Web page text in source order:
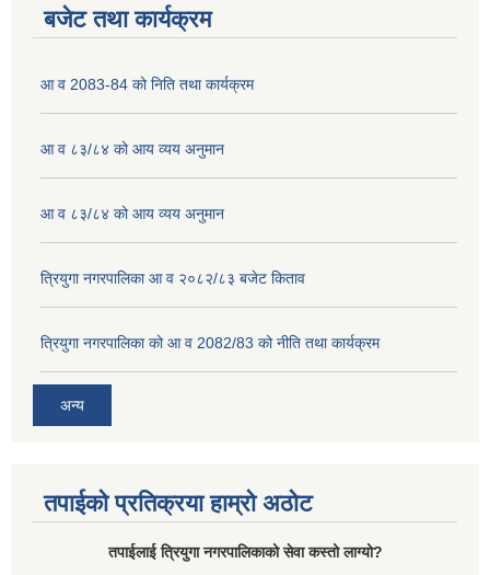
बजेट तथा कार्यक्रम
आ व 2083-84 को निति तथा कार्यक्रम
आ व ८३/८४ को आय व्यय अनुमान
आ व ८३/८४ को आय व्यय अनुमान
त्रियुगा नगरपालिका आ व २०८२/८३ बजेट किताव
त्रियुगा नगरपालिका को आ व 2082/83 को नीति तथा कार्यक्रम
अन्य
तपाईको प्रतिक्रया हाम्रो अठोट
तपाईलाई त्रियुगा नगरपालिकाको सेवा कस्तो लाग्यो?